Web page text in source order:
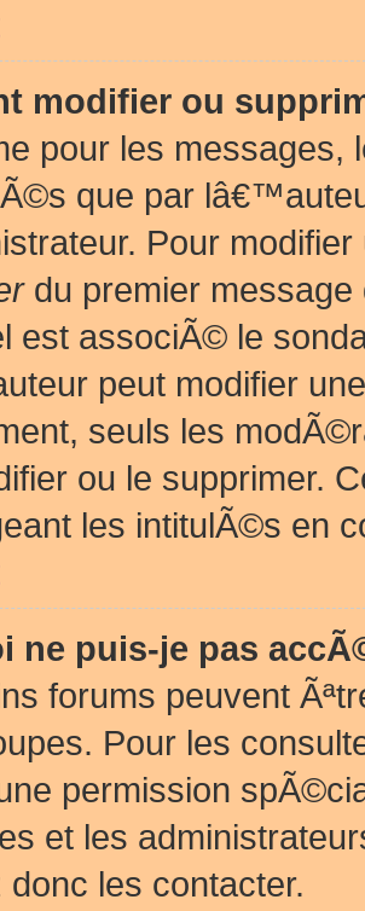
modifier ou
pour les messages,
que par
Pour
du premier
est associÃ© le
peut modifier
seuls les
ou le supprimer.
les intitulÃ©s en
ne puis-je pas
forums peuvent
Pour les
permission
et les
donc les contacter.